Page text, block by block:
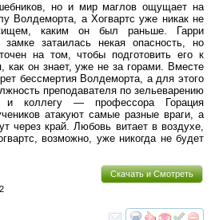
но и мир маглов ощущает на
Волдеморта, а Хогвартс уже никак не
каким он был раньше. Гарри
затаилась некая опасность, но
на том, чтобы подготовить его к
как он знает, уже не за горами. Вместе
бессмертия Волдеморта, а для этого
преподавателя по зельеварению
и коллегу — профессора Горация
атакуют самые разные враги, а
через край. Любовь витает в воздухе,
возможно, уже никогда не будет
Скачать и Смотреть